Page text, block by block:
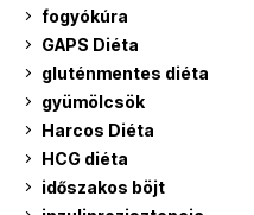
fogyókúra
GAPS Diéta
gluténmentes diéta
gyümölcsök
Harcos Diéta
HCG diéta
időszakos böjt